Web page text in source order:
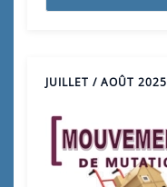
JUILLET / AOÛT 2025